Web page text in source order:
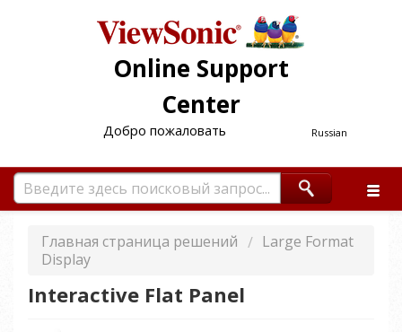
Online Support
Center
Russian
Добро пожаловать
Главная страница решений
Large Format
Display
Interactive Flat Panel